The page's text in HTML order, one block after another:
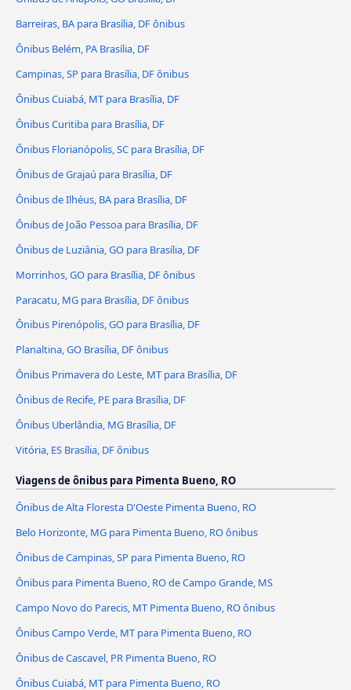
Barreiras, BA para Brasília, DF ônibus
Ônibus Belém, PA Brasília, DF
Campinas, SP para Brasília, DF ônibus
Ônibus Cuiabá, MT para Brasília, DF
Ônibus Curitiba para Brasília, DF
Ônibus Florianópolis, SC para Brasília, DF
Ônibus de Grajaú para Brasília, DF
Ônibus de Ilhéus, BA para Brasília, DF
Ônibus de João Pessoa para Brasília, DF
Ônibus de Luziânia, GO para Brasília, DF
Morrinhos, GO para Brasília, DF ônibus
Paracatu, MG para Brasília, DF ônibus
Ônibus Pirenópolis, GO para Brasília, DF
Planaltina, GO Brasília, DF ônibus
Ônibus Primavera do Leste, MT para Brasília, DF
Ônibus de Recife, PE para Brasília, DF
Ônibus Uberlândia, MG Brasília, DF
Vitória, ES Brasília, DF ônibus
Viagens de ônibus para Pimenta Bueno, RO
Ônibus de Alta Floresta D'Oeste Pimenta Bueno, RO
Belo Horizonte, MG para Pimenta Bueno, RO ônibus
Ônibus de Campinas, SP para Pimenta Bueno, RO
Ônibus para Pimenta Bueno, RO de Campo Grande, MS
Campo Novo do Parecis, MT Pimenta Bueno, RO ônibus
Ônibus Campo Verde, MT para Pimenta Bueno, RO
Ônibus de Cascavel, PR Pimenta Bueno, RO
Ônibus Cuiabá, MT para Pimenta Bueno, RO